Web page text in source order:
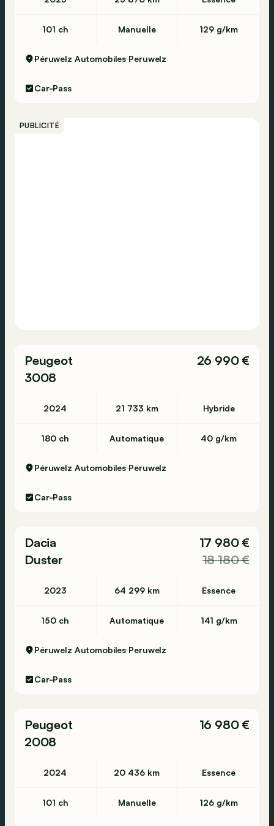
101 ch Manuelle 129 g/km
Péruwelz Automobiles Peruwelz
Car-Pass
PUBLICITÉ
Peugeot
3008
26 990 €
2024 21 733 km Hybride
180 ch Automatique 40 g/km
Péruwelz Automobiles Peruwelz
Car-Pass
Dacia
Duster
17 980 €
18 180 €
2023 64 299 km Essence
150 ch Automatique 141 g/km
Péruwelz Automobiles Peruwelz
Car-Pass
Peugeot
2008
16 980 €
2024 20 436 km Essence
101 ch Manuelle 126 g/km